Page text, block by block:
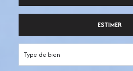
ESTIMER
Type de bien